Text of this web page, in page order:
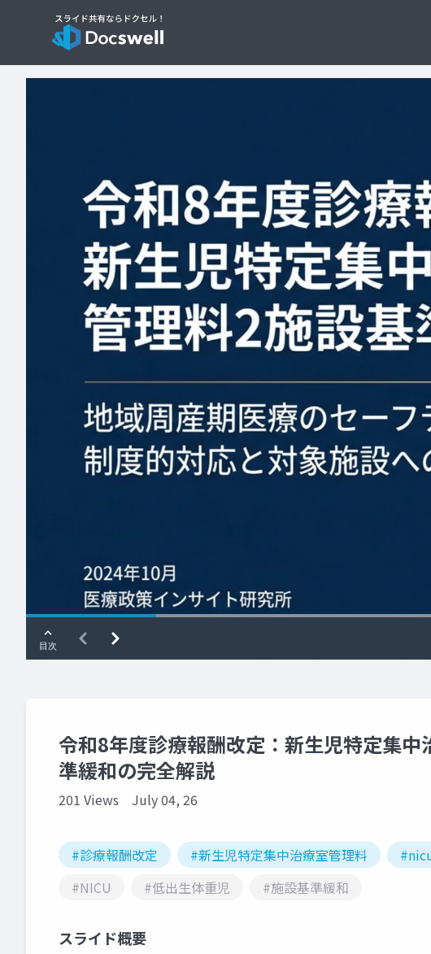
令和8年度診療報酬改定：新生児特定集
準緩和の完全解説
201 Views July 04, 26
#診療報酬改定 #新生児特定集中治療室管理料
#NICU
#低出生体重児 #施設基準緩和
スライド概要